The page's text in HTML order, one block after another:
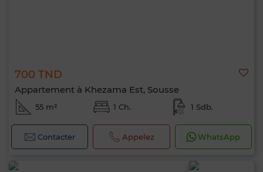
700 TND
Appartement à Khezama Est, Sousse
55 m² 1 Ch. 1 Sdb.
Contacter Appelez WhatsApp